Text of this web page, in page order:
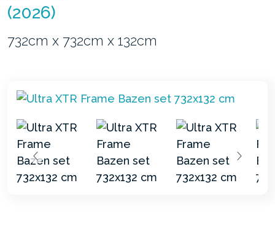
(2026)
732cm x 732cm x 132cm